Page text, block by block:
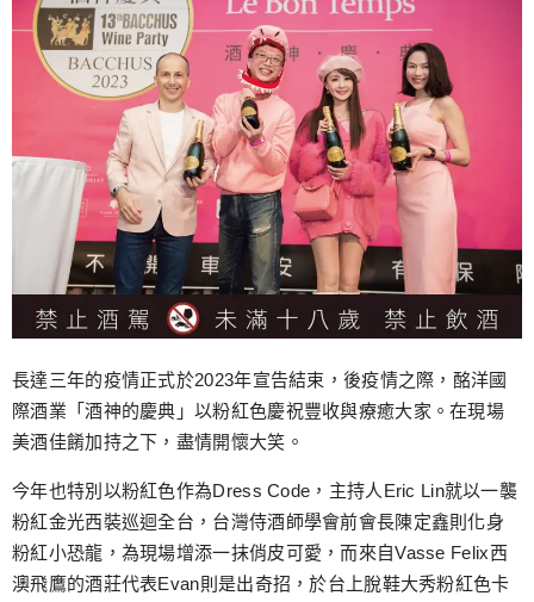
長達三年的疫情正式於2023年宣告結束，後疫情之際，酩洋國
際酒業「酒神的慶典」以粉紅色慶祝豐收與療癒大家。在現場
美酒佳餚加持之下，盡情開懷大笑。
今年也特別以粉紅色作為Dress Code，主持人Eric Lin就以一襲
粉紅金光西裝巡迴全台，台灣侍酒師學會前會長陳定鑫則化身
粉紅小恐龍，為現場增添一抹俏皮可愛，而來自Vasse Felix西
澳飛鷹的酒莊代表Evan則是出奇招，於台上脫鞋大秀粉紅色卡